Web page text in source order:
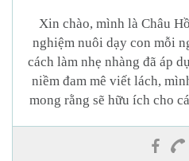
Xin chào, mình là Châu
nghiệm nuôi dạy con mỗi
cách làm nhẹ nhàng đã áp
niềm đam mê viết lách,
mong rằng sẽ hữu ích cho